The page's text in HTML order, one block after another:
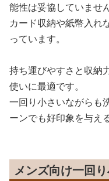
能性は妥協していません
カード収納や紙幣入れ
っています。
持ち運びやすさと収納
使いに最適です。
一回り小さいながらも
ーンでも好印象を与え
メンズ向け一回